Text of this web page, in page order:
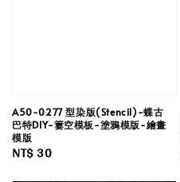
A50-0277 型染版(Stencil)-蝶古
巴特DIY-簍空模板-塗鴉模版-繪畫
模版
Regular
NT$ 30